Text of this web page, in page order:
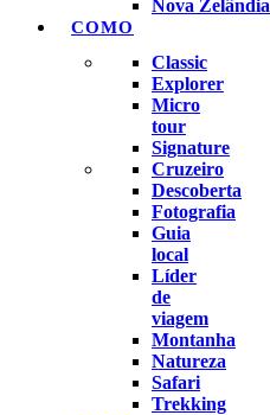
Nova Zelândia
COMO
Classic
Explorer
Micro
tour
Signature
Cruzeiro
Descoberta
Fotografia
Guia
local
Líder
de
viagem
Montanha
Natureza
Safari
Trekking